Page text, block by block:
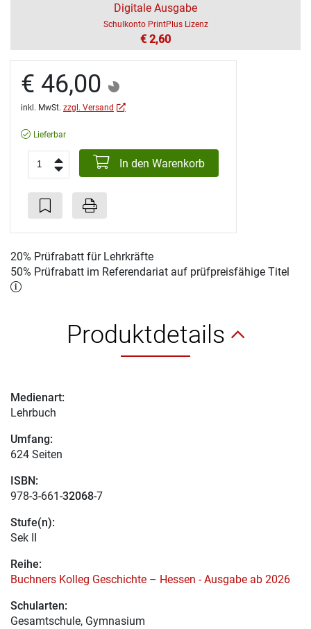
Digitale Ausgabe
Schulkonto PrintPlus Lizenz
€ 2,60
€ 46,00
inkl. MwSt. zzgl. Versand
Lieferbar
In den Warenkorb
20% Prüfrabatt für Lehrkräfte
50% Prüfrabatt im Referendariat auf prüfpreisfähige Titel
Produktdetails
Medienart:
Lehrbuch
Umfang:
624 Seiten
ISBN:
978-3-661-32068-7
Stufe(n):
Sek II
Reihe:
Buchners Kolleg Geschichte – Hessen - Ausgabe ab 2026
Schularten:
Gesamtschule, Gymnasium